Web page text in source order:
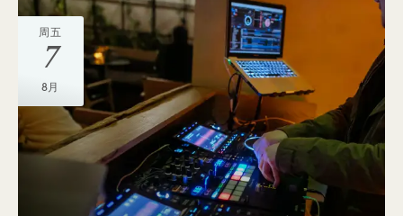
周五
7
8月